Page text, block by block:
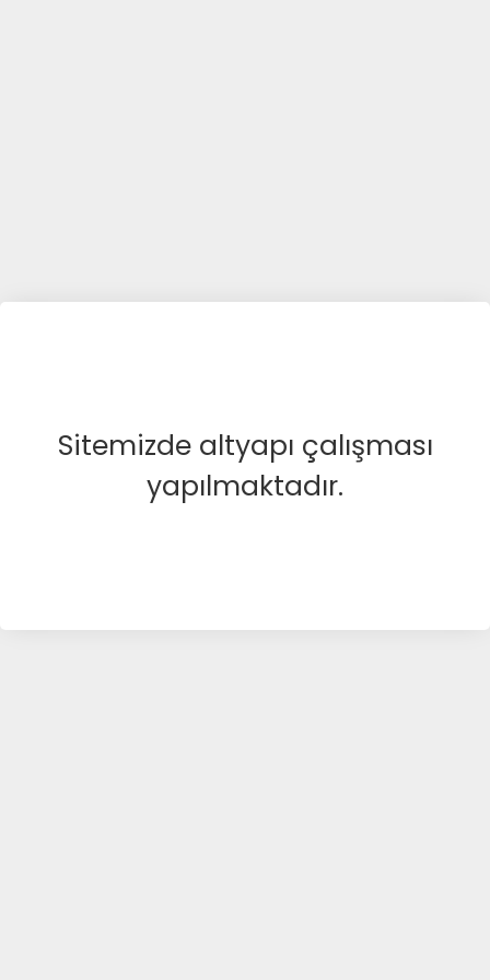
Sitemizde altyapı çalışması
yapılmaktadır.